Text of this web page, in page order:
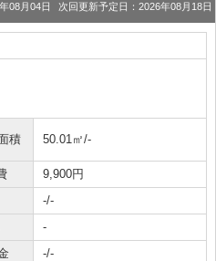
08月04日 次回更新予定日：2026年08月18日
積 50.01㎡/-
9,900円
-/-
-
-/-